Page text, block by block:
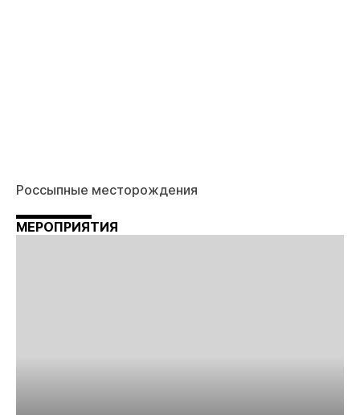
Россыпные месторождения
МЕРОПРИЯТИЯ